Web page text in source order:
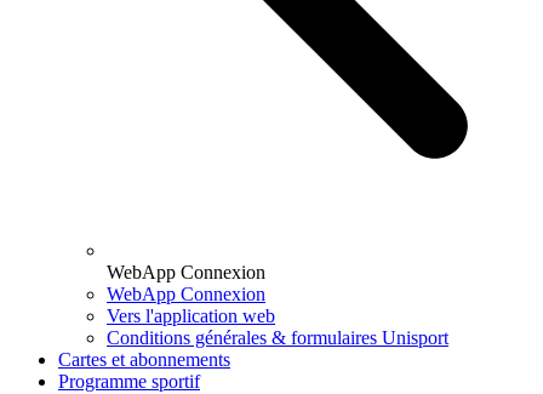
WebApp Connexion
WebApp Connexion
Vers l'application web
Conditions générales & formulaires Unisport
Cartes et abonnements
Programme sportif